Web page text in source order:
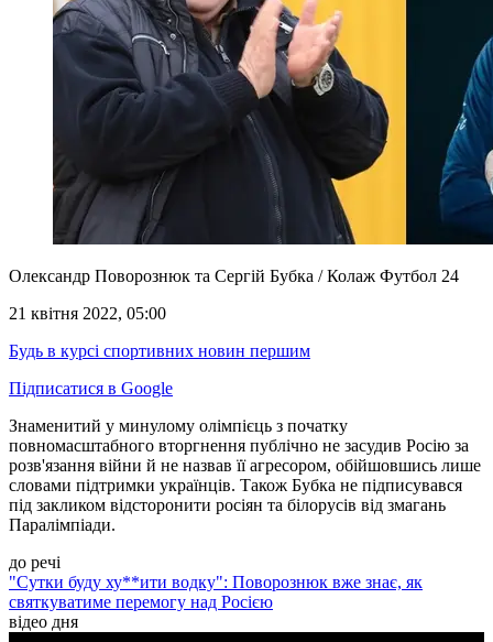
Олександр Поворознюк та Сергій Бубка / Колаж Футбол 24
21 квітня 2022, 05:00
Будь в курсі спортивних новин першим
Підписатися в Google
Знаменитий у минулому олімпієць з початку
повномасштабного вторгнення публічно не засудив Росію за
розв'язання війни й не назвав її агресором, обійшовшись лише
словами підтримки українців. Також Бубка не підписувався
під закликом відсторонити росіян та білорусів від змагань
Паралімпіади.
до речі
"Сутки буду ху**ити водку": Поворознюк вже знає, як
святкуватиме перемогу над Росією
відео дня